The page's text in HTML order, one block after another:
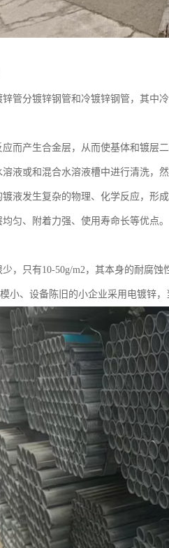
管分镀锌钢管和冷镀锌钢管，其中
而产生合金层，从而使基体和镀层
液或和混合水溶液槽中进行清洗，然
液发生复杂的物理、化学反应，形
匀、附着力强、使用寿命长等优点。
，只有10-50g/m2，其本身的耐腐
小、设备陈旧的小企业采用电镀锌，